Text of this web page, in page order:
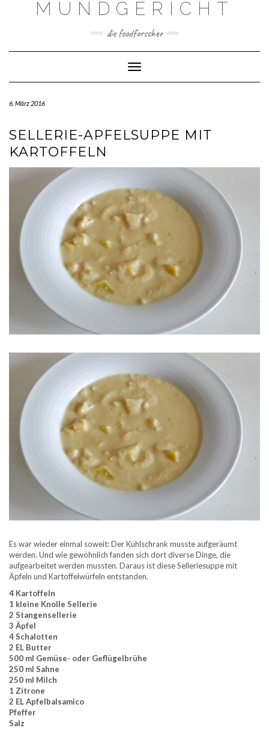
MUNDGERICHT
die foodforscher
Toggle Navigation
6. März 2016
SELLERIE-APFELSUPPE MIT
KARTOFFELN
Es war wieder einmal soweit: Der Kühlschrank musste aufgeräumt
werden. Und wie gewöhnlich fanden sich dort diverse Dinge, die
aufgearbeitet werden mussten. Daraus ist diese Selleriesuppe mit
Äpfeln und Kartoffelwürfeln entstanden.
4 Kartoffeln
1 kleine Knolle Sellerie
2 Stangensellerie
3 Äpfel
4 Schalotten
2 EL Butter
500 ml Gemüse- oder Geflügelbrühe
250 ml Sahne
250 ml Milch
1 Zitrone
2 EL Apfelbalsamico
Pfeffer
Salz